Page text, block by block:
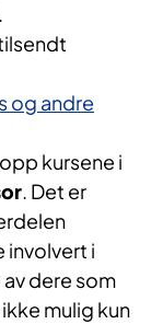
og andre
kursene i
. Det er
involvert i
dere som
mulig kun